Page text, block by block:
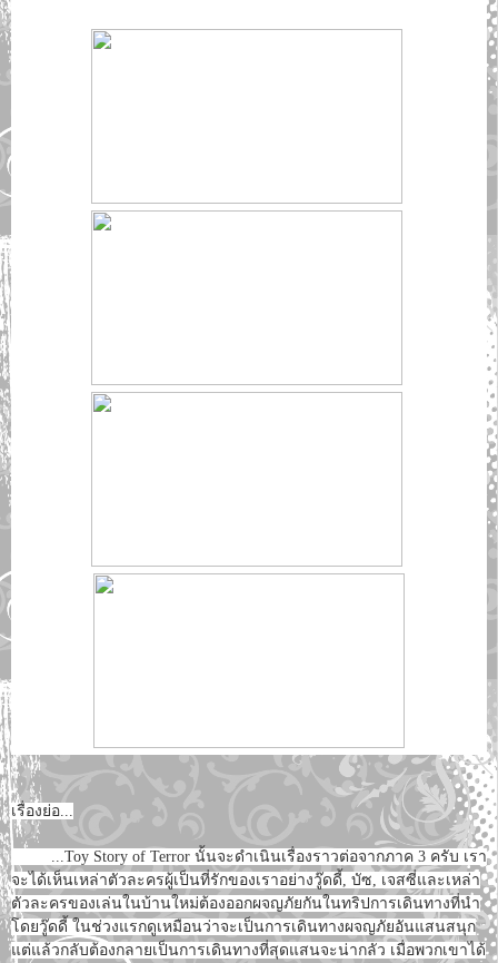
เรื่องย่อ...
...Toy Story of Terror นั้นจะดำเนินเรื่องราวต่อจากภาค 3 ครับ เรา
จะได้เห็นเหล่าตัวละครผู้เป็นที่รักของเราอย่างวู๊ดดี้, บัซ, เจสซี่และเหล่า
ตัวละครของเล่นในบ้านใหม่ต้องออกผจญภัยกันในทริปการเดินทางที่นำ
โดยวู๊ดดี้ ในช่วงแรกดูเหมือนว่าจะเป็นการเดินทางผจญภัยอันแสนสนุก
แต่แล้วกลับต้องกลายเป็นการเดินทางที่สุดแสนจะน่ากลัว เมื่อพวกเขาได้